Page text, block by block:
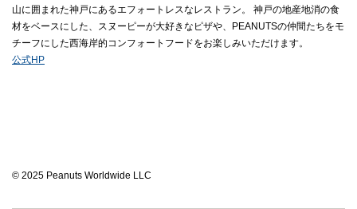
山に囲まれた神戸にあるエフォートレスなレストラン。 神戸の地産地消の食
材をベースにした、スヌーピーが大好きなピザや、PEANUTSの仲間たちをモ
チーフにした西海岸的コンフォートフードをお楽しみいただけます。
公式HP
© 2025 Peanuts Worldwide LLC